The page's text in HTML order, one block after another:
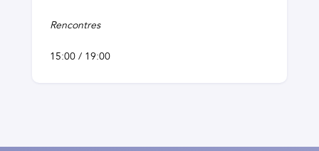
Rencontres
15:00 / 19:00